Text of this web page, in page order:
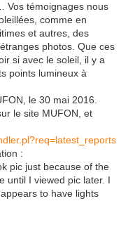
Vos témoignages nous
comme en
et autres, des
photos. Que ces
si avec le soleil, il y a
points lumineux à
le 30 mai 2016.
le site MUFON, et
:
pic just because of the
until I viewed pic later. I
to have lights